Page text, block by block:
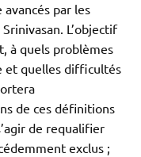
par les
L’objectif
à quels problèmes
et quelles difficultés
de ces définitions
de requalifier
exclus ;